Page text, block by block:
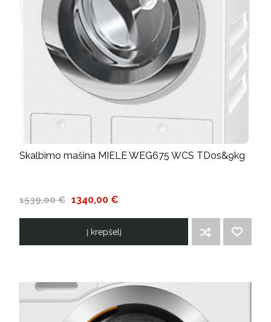
Skalbimo mašina MIELE WEG675 WCS TDos&9kg
1539,00 € 1340,00 €
Į krepšelį